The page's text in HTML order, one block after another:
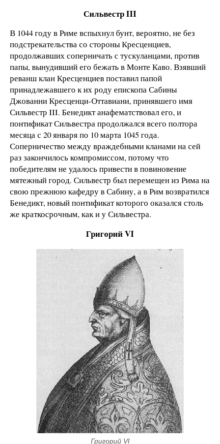
Сильвестр III
В 1044 году в Риме вспыхнул бунт, вероятно, не без
подстрекательства со стороны Кресценциев,
продолжавших соперничать с тускуланцами, против
папы, вынудивший его бежать в Монте Каво. Взявший
реванш клан Кресценциев поставил папой
принадлежавшего к их роду епископа Сабины
Джованни Кресценци-Оттавиани, принявшего имя
Сильвестр III. Бенедикт анафематствовал его, и
понтификат Сильвестра продолжался всего полтора
месяца с 20 января по 10 марта 1045 года.
Соперничество между враждебными кланами на сей
раз закончилось компромиссом, потому что
победителям не удалось привести в повиновение
мятежный город. Сильвестр был перемещен из Рима на
свою прежнюю кафедру в Сабину, а в Рим возвратился
Бенедикт, новый понтификат которого оказался столь
же краткосрочным, как и у Сильвестра.
Григорий VI
Григорий VI